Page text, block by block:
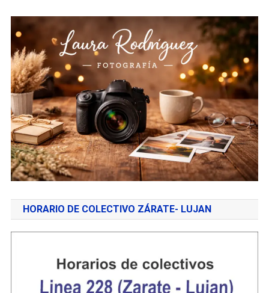
HORARIO DE COLECTIVO ZÁRATE- LUJAN